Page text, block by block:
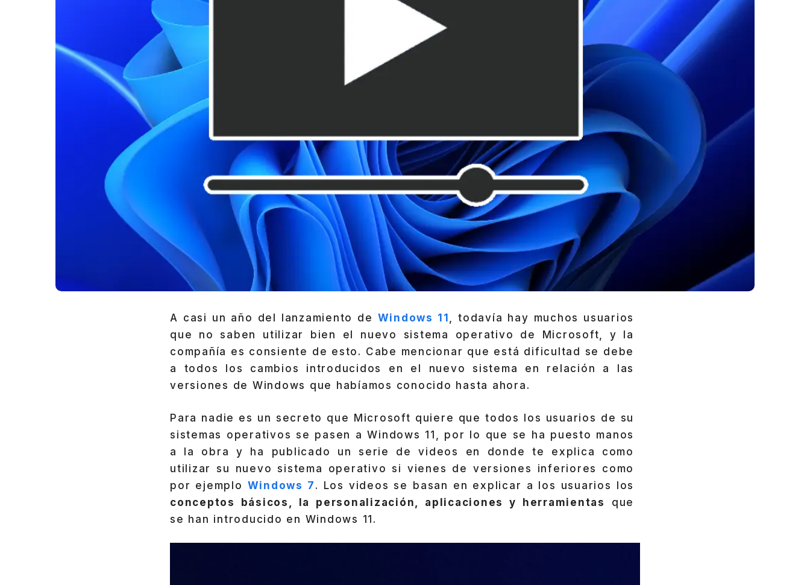
A casi un año del lanzamiento de Windows 11 , todavía hay muchos usuarios
que no saben utilizar bien el nuevo sistema operativo de Microsoft, y la
compañía es consiente de esto. Cabe mencionar que está dificultad se debe
a todos los cambios introducidos en el nuevo sistema en relación a las
versiones de Windows que habíamos conocido hasta ahora.
Para nadie es un secreto que Microsoft quiere que todos los usuarios de su
sistemas operativos se pasen a Windows 11, por lo que se ha puesto manos
a la obra y ha publicado un serie de videos en donde te explica como
utilizar su nuevo sistema operativo si vienes de versiones inferiores como
por ejemplo Windows 7 . Los videos se basan en explicar a los usuarios los
conceptos básicos, la personalización, aplicaciones y herramientas
que
se han introducido en Windows 11.